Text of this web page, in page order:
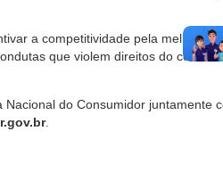
a competitividade pela melhoria
que violem direitos do
do Consumidor juntamente
.